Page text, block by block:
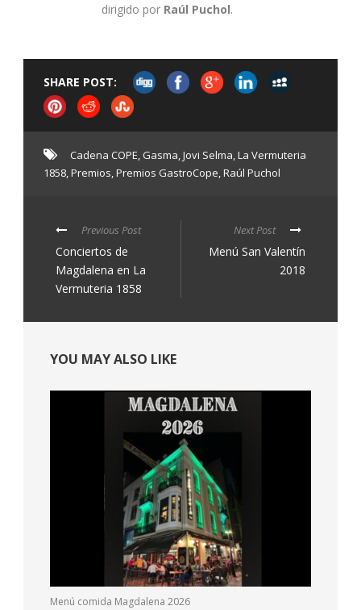
dirigido por Raúl Puchol.
SHARE POST:
Cadena COPE, Gasma,Jovi Selma,La Vermuteria
1858,Premios,Premios GastroCope,Raúl Puchol
Previous Post
Conciertos de
Magdalena en La
Vermuteria 1858
Next Post
Menú San Valentín
2018
YOU MAY ALSO LIKE
Menú comida Magdalena 2026